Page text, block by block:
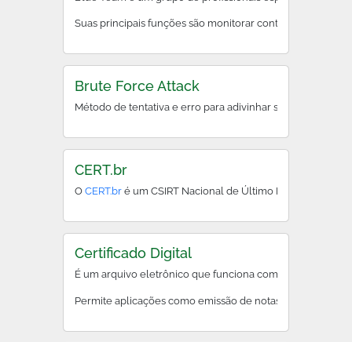
Suas principais funções são monitorar continuamente
Brute Force Attack
Método de tentativa e erro para adivinhar senhas ou
CERT.br
OCERT.br é um CSIRT Nacional de Último Recurso,
Certificado Digital
É um arquivo eletrônico que funciona como uma carteira
Permite aplicações como emissão de notas fiscais